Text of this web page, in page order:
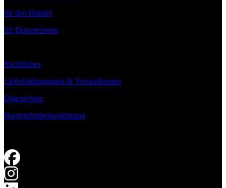
für den Handel
für Dozent:innen
Rechtliches
Lieferbedingungen & Versandkosten
Datenschutz
Barrierefreiheitserklärung